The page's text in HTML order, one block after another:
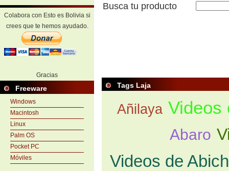
Colabora con Esto es Bolivia si
crees que te hemos ayudado.
Gracias
Freeware
Windows
Macintosh
Linux
Palm OS
Pocket PC
Móviles
Busca tu producto
Tags Laja
Añilaya Videos
Abaro
Videos de